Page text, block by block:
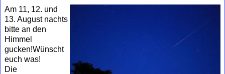
Am 11, 12. und
13. August nachts
bitte an den
Himmel
gucken!Wünscht
euch was!
Die